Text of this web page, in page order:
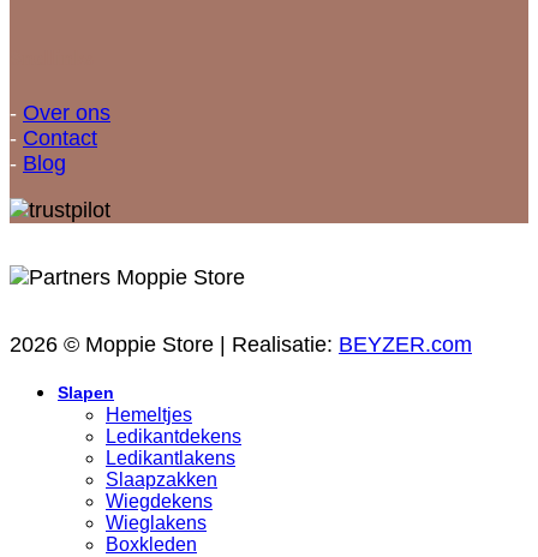
- Over ons
- Contact
- Blog
2026 © Moppie Store | Realisatie: BEYZER.com
Slapen
Hemeltjes
Ledikantdekens
Ledikantlakens
Slaapzakken
Wiegdekens
Wieglakens
Boxkleden